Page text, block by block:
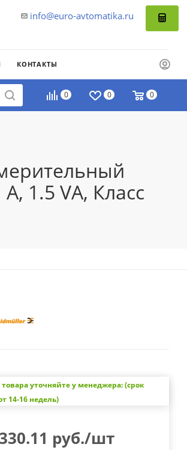
info@euro-avtomatika.ru
КОНТАКТЫ
0 0 0
1.5 VA, Класс
уточняйте у менеджера: (срок
14-16 недель)
руб./шт